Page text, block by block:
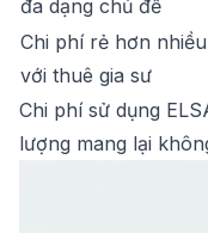
đa dạng chủ đề
Chi phí rẻ hơn
với thuê gia sư
Chi phí sử dụng
lượng mang lại